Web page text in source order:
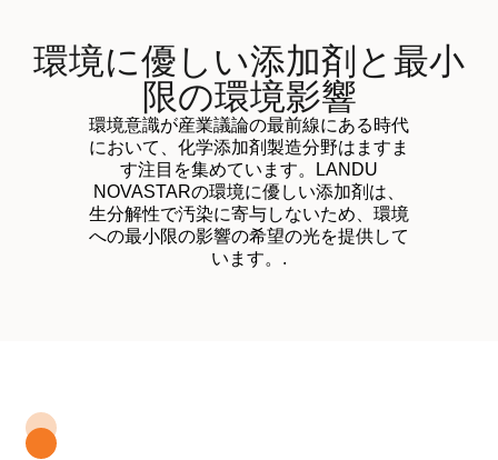
環境に優しい添加剤と最小
限の環境影響
環境意識が産業議論の最前線にある時代
において、化学添加剤製造分野はますま
す注目を集めています。LANDU
NOVASTARの環境に優しい添加剤は、
生分解性で汚染に寄与しないため、環境
への最小限の影響の希望の光を提供して
います。.